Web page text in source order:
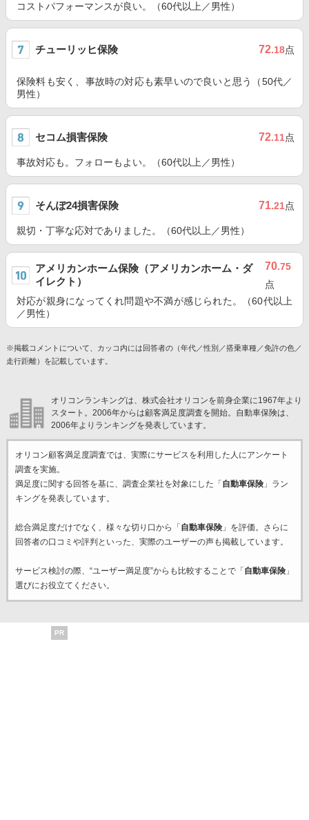
コストパフォーマンスが良い。（60代以上／男性）
チューリッヒ保険 72.18点
保険料も安く、事故時の対応も素早いので良いと思う（50代／
男性）
セコム損害保険 72.11点
事故対応も。フォローもよい。（60代以上／男性）
そんぽ24損害保険 71.21点
親切・丁寧な応対でありました。（60代以上／男性）
アメリカンホーム保険（アメリカンホーム・ダ
イレクト）
70.75
点
対応が親身になってくれ問題や不満が感じられた。（60代以上
／男性）
※掲載コメントについて、カッコ内には回答者の（年代／性別／搭乗車種／免許の色／
走行距離）を記載しています。
オリコンランキングは、株式会社オリコンを前身企業に1967年より
スタート。2006年からは顧客満足度調査を開始。自動車保険は、
2006年よりランキングを発表しています。
オリコン顧客満足度調査では、実際にサービスを利用した 人にアンケート
調査を実施。
満足度に関する回答を基に、調査企業社を対象にした「 自動車保険」ラン
キングを発表しています。
総合満足度だけでなく、様々な切り口から「 自動車保険」を評価。さらに
回答者の口コミや評判といった、実際のユーザーの声も掲載しています。
サービス検討の際、“ユーザー満足度”からも比較することで「 自動車保険」
選びにお役立てください。
PR